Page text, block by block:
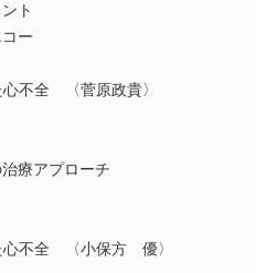
ト
ー
不全 〈菅原政貴〉
療アプローチ
不全 〈小保方 優〉